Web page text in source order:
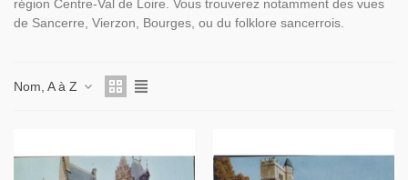
région Centre-Val de Loire. Vous trouverez notamment des vues
de Sancerre, Vierzon, Bourges, ou du folklore sancerrois.
Nom, A à Z